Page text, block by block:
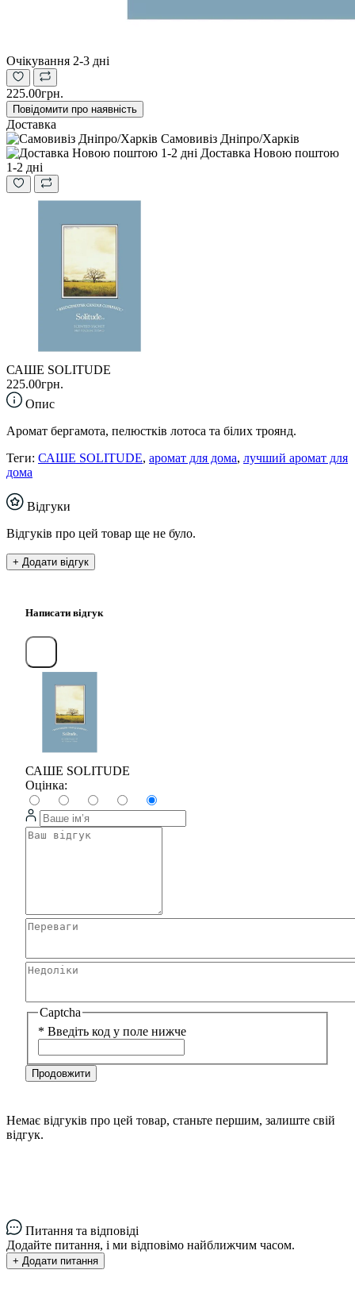
Очікування 2-3 дні
225.00грн.
Повідомити про наявність
Доставка
Самовивіз Дніпро/Харків
Доставка Новою поштою
1-2 дні
САШЕ SOLITUDE
225.00грн.
Опис
Аромат бергамота, пелюстків лотоса та білих троянд.
Теги: САШЕ SOLITUDE, аромат для дома, лучший аромат для
дома
Відгуки
Відгуків про цей товар ще не було.
+ Додати відгук
Написати відгук
САШЕ SOLITUDE
Оцінка:
Captcha
* Введіть код у поле нижче
Продовжити
Немає відгуків про цей товар, станьте першим, залиште свій
відгук.
Питання та відповіді
Додайте питання, і ми відповімо найближчим часом.
+ Додати питання